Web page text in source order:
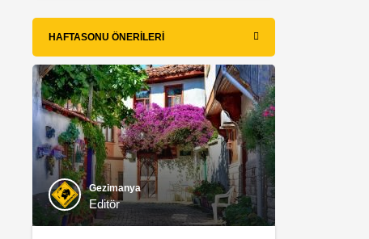
HAFTASONU ÖNERILERI
Gezimanya
Editör